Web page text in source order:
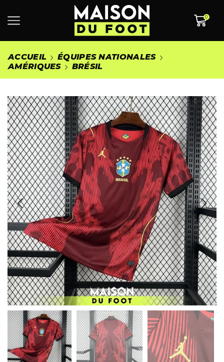
0
ACCUEIL
ÉQUIPES NATIONALES
AMÉRIQUES
BRÉSIL